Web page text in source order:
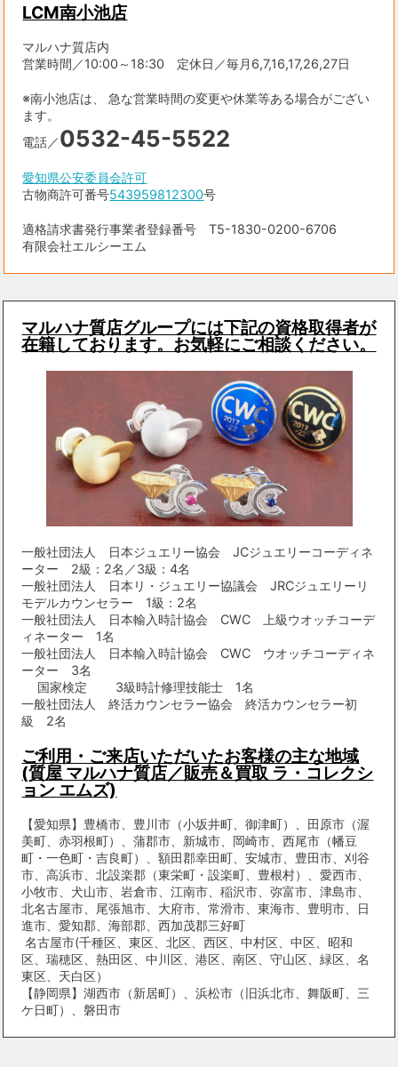
LCM南小池店
マルハナ質店内
営業時間／10:00～18:30 定休日／毎月6,7,16,17,26,27日
※南小池店は、 急な営業時間の変更や休業等ある場合がござい
ます。
電話／0532-45-5522
愛知県公安委員会許可
古物商許可番号543959812300号
適格請求書発行事業者登録番号 T5-1830-0200-6706
有限会社エルシーエム
マルハナ質店グループには下記の資格取得者が
在籍しております。お気軽にご相談ください。
一般社団法人 日本ジュエリー協会 JCジュエリーコーディネ
ーター 2級：2名／3級：4名
一般社団法人 日本リ・ジュエリー協議会 JRCジュエリーリ
モデルカウンセラー 1級：2名
一般社団法人 日本輸入時計協会 CWC 上級ウオッチコーデ
ィネーター 1名
一般社団法人 日本輸入時計協会 CWC ウオッチコーディネ
ーター 3名
国家検定 3級時計修理技能士 1名
一般社団法人 終活カウンセラー協会 終活カウンセラー初
級 2名
ご利用・ご来店いただいたお客様の主な地域
(質屋 マルハナ質店／販売＆買取 ラ・コレクシ
ョン エムズ)
【愛知県】豊橋市、豊川市（小坂井町、御津町）、田原市（渥
美町、赤羽根町）、蒲郡市、新城市、岡崎市、西尾市（幡豆
町・一色町・吉良町）、額田郡幸田町、安城市、豊田市、刈谷
市、高浜市、北設楽郡（東栄町・設楽町、豊根村）、愛西市、
小牧市、犬山市、岩倉市、江南市、稲沢市、弥富市、津島市、
北名古屋市、尾張旭市、大府市、常滑市、東海市、豊明市、日
進市、愛知郡、海部郡、西加茂郡三好町
名古屋市(千種区、東区、北区、西区、中村区、中区、昭和
区、瑞穂区、熱田区、中川区、港区、南区、守山区、緑区、名
東区、天白区）
【静岡県】湖西市（新居町）、浜松市（旧浜北市、舞阪町、三
ケ日町）、磐田市